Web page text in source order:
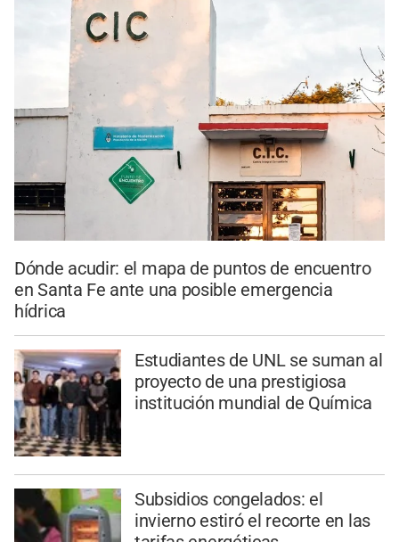
Dónde acudir: el mapa de puntos de encuentro
en Santa Fe ante una posible emergencia
hídrica
Estudiantes de UNL se suman al
proyecto de una prestigiosa
institución mundial de Química
Subsidios congelados: el
invierno estiró el recorte en las